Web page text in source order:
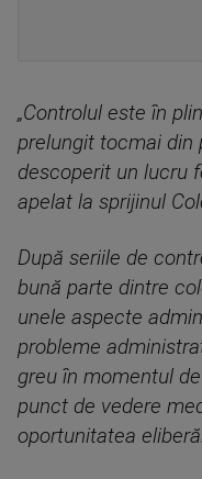
„Controlul este în
prelungit tocmai din
descoperit un lucru
apelat la sprijinul
După seriile de
bună parte dintre
unele aspecte
probleme
greu în momentul
punct de vedere
oportunitatea